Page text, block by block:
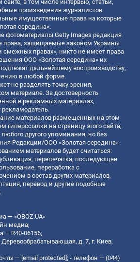
в том числе интервью, статьи,
произведения журналистов
имущественные права на которые
середина».
фотоматериалы Getty Images редакция
права, защищаемые законом Украины
смежных правах», никто не имеет права
ООО «Золотая середина» их
дальнейшему воспроизводству,
в любой форме.
не разделять точку зрения,
материале. За достоверность
в рекламных материалах,
рекламодатель.
материалов размещенных на этом
гиперссылки на страницу этого сайта,
любого другого упоминания, но без
Редакции/ООО «Золотая середина»
материалов будет считаться:
перепечатка, последующее
переработка с
в состав других материалов,
перевод и другие подобные
— «OBOZ.UA»
медиа;
— R40-06156;
д. 7, г. Киев,
— [email protected]; - телефон — (044)